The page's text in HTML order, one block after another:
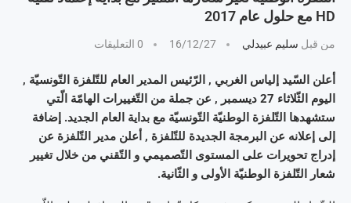
HD مع حلول عام 2017
من قبل سليم عبيدلي 16/12/27 0 التعليقات
أعلن السّيد إلياس الغربي , الرّئيس المدير العام للتّلفزة التّونسيّة ,
اليوم الثّلاثاء 27 ديسمبر , عن جملة من التّغييرات الهامّة الّتي
ستشهدها التّلفزة الوطنيّة التّونسيّة مع بداية العام الجديد. إضافة
إلى إعلانه عن البرمجة الجديدة للتّلفزة , أعلن مدير التّلفزة عن
إدراج تحويرات على المستوى التّصميمي و التّقني من خلال تغيير
شعار التّلفزة الوطنيّة الأولى و الثّانية.